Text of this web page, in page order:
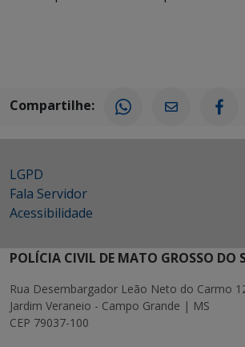
Compartilhe:
LGPD
Fala Servidor
Acessibilidade
POLÍCIA CIVIL DE MATO GROSSO DO
Rua Desembargador Leão Neto do Carmo
Jardim Veraneio - Campo Grande | MS
CEP 79037-100